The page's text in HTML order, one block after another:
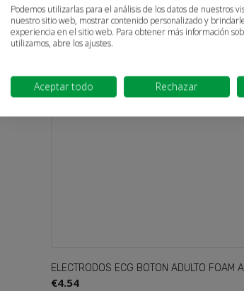
AGUJA HIPODERMICA RAYS MICROTIP/
ELECTRODOS ECG BOTON ADULTO
€4.54
Podemos utilizarlas para el análisis de los datos de nuestros
nuestro sitio web, mostrar contenido personalizado y
experiencia en el sitio web. Para obtener más información
utilizamos, abre los ajustes.
Aceptar todo Rechazar